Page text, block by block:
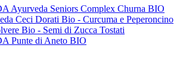
Ayurveda Seniors Complex Churna BIO
Ceci Dorati Bio - Curcuma e Peperoncino
Bio - Semi di Zucca Tostati
Punte di Aneto BIO